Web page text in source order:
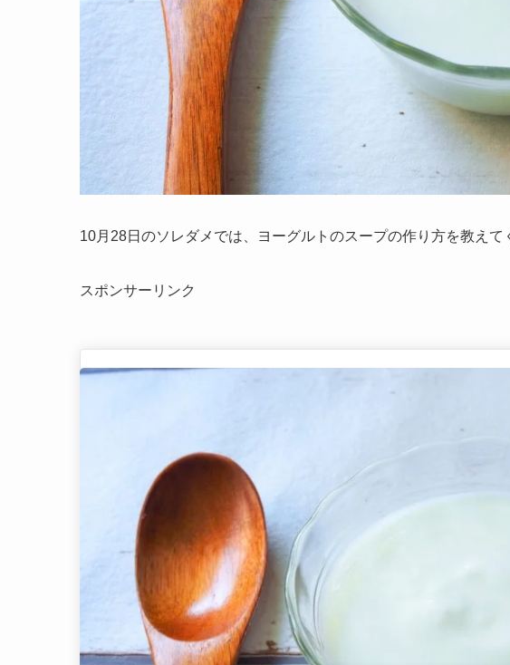
10月28日のソレダメでは、ヨーグルトのスープの作り方を教えて
スポンサーリンク